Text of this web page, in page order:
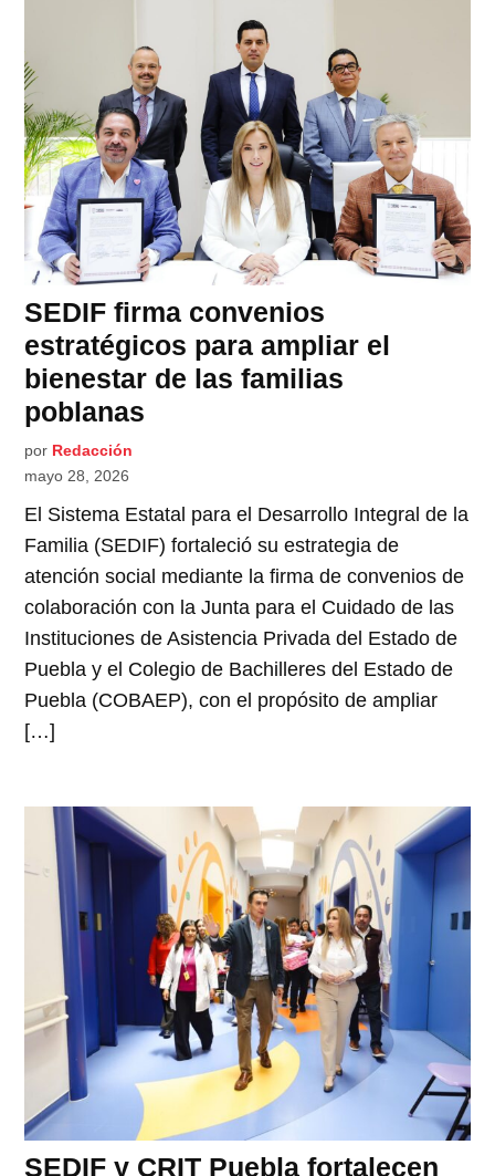
SEDIF firma convenios
estratégicos para ampliar el
bienestar de las familias
poblanas
por Redacción
mayo 28, 2026
El Sistema Estatal para el Desarrollo Integral de la
Familia (SEDIF) fortaleció su estrategia de
atención social mediante la firma de convenios de
colaboración con la Junta para el Cuidado de las
Instituciones de Asistencia Privada del Estado de
Puebla y el Colegio de Bachilleres del Estado de
Puebla (COBAEP), con el propósito de ampliar
[…]
SEDIF y CRIT Puebla fortalecen